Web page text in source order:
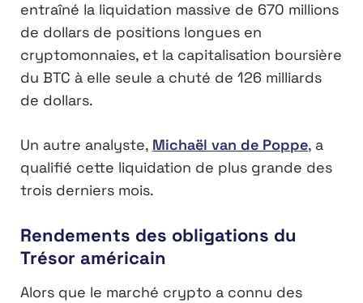
entraîné la liquidation massive de 670 millions
de dollars de positions longues en
cryptomonnaies, et la capitalisation boursière
du BTC à elle seule a chuté de 126 milliards
de dollars.
Un autre analyste, Michaël van de Poppe, a
qualifié cette liquidation de plus grande des
trois derniers mois.
Rendements des obligations du
Trésor américain
Alors que le marché crypto a connu des